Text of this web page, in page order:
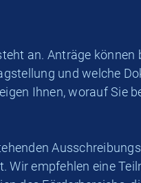
an. Anträge
und welche
Ihnen, worauf Sie
Wir empfehlen eine